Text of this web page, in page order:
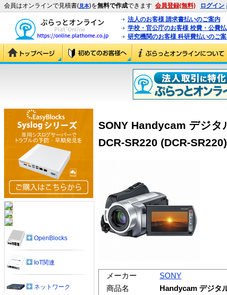
会員はオンラインで見積書(見本)を無料で作成できます 会員登録(無料) ログイン
法人のお客様 請求書払いのご案内
学校・官公庁のお客様 校費・公費
研究機関のお客様 科研費払いのご
SONY Handycam デジ
DCR-SR220 (DCR-SR220)
メーカー
SONY
商品名
Handycam デジタ
OpenBlocks
IoT関連
ネットワーク